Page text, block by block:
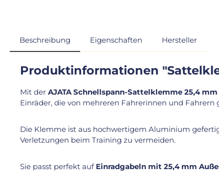
Beschreibung Eigenschaften Hersteller
Produktinformationen
Mit der AJATA Schnellspann-Sattelklemme 25,4 mm
Einräder, die von mehreren Fahrerinnen und Fahrern
Die Klemme ist aus hochwertigem Aluminium
Verletzungen beim Training zu vermeiden.
Sie passt perfekt auf Einradgabeln mit 25,4 mm